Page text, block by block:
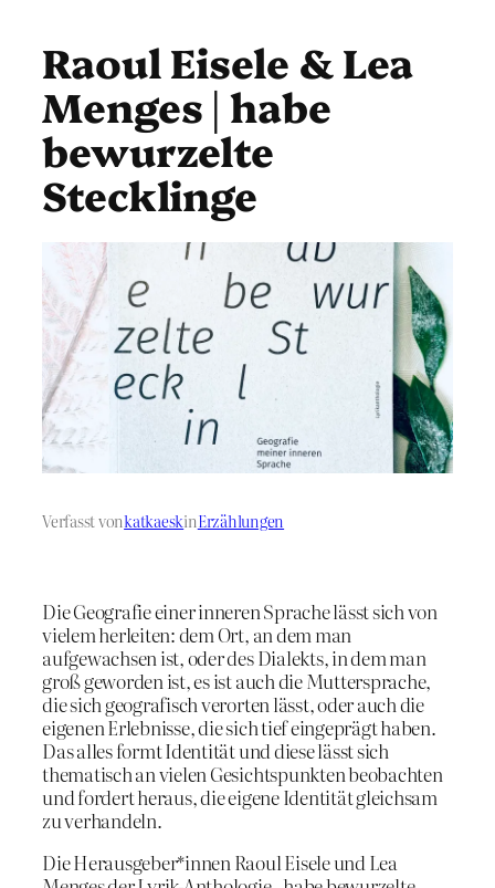
Raoul Eisele & Lea
Menges | habe
bewurzelte
Stecklinge
Verfasst vonkatkaeskinErzählungen
Die Geografie einer inneren Sprache lässt sich von
vielem herleiten: dem Ort, an dem man
aufgewachsen ist, oder des Dialekts, in dem man
groß geworden ist, es ist auch die Muttersprache,
die sich geografisch verorten lässt, oder auch die
eigenen Erlebnisse, die sich tief eingeprägt haben.
Das alles formt Identität und diese lässt sich
thematisch an vielen Gesichtspunkten beobachten
und fordert heraus, die eigene Identität gleichsam
zu verhandeln.
Die Herausgeber*innen Raoul Eisele und Lea